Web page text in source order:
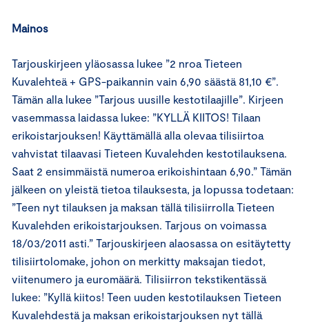
Mainos
Tarjouskirjeen yläosassa lukee ”2 nroa Tieteen
Kuvalehteä + GPS-paikannin vain 6,90 säästä 81,10 €”.
Tämän alla lukee ”Tarjous uusille kestotilaajille”. Kirjeen
vasemmassa laidassa lukee: ”KYLLÄ KIITOS! Tilaan
erikoistarjouksen! Käyttämällä alla olevaa tilisiirtoa
vahvistat tilaavasi Tieteen Kuvalehden kestotilauksena.
Saat 2 ensimmäistä numeroa erikoishintaan 6,90.” Tämän
jälkeen on yleistä tietoa tilauksesta, ja lopussa todetaan:
”Teen nyt tilauksen ja maksan tällä tilisiirrolla Tieteen
Kuvalehden erikoistarjouksen. Tarjous on voimassa
18/03/2011 asti.” Tarjouskirjeen alaosassa on esitäytetty
tilisiirtolomake, johon on merkitty maksajan tiedot,
viitenumero ja euromäärä. Tilisiirron tekstikentässä
lukee: ”Kyllä kiitos! Teen uuden kestotilauksen Tieteen
Kuvalehdestä ja maksan erikoistarjouksen nyt tällä